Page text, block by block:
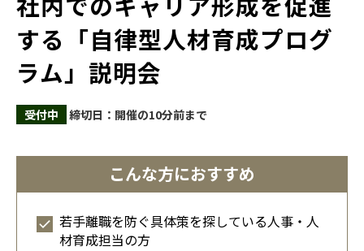
経営者の学び
経営支援
する「自律型人材育成プログ
ラム」説明会
受付中 締切日：開催の10分前まで
こんな方におすすめ
若手離職を防ぐ具体策を探している人事・人
材育成担当の方